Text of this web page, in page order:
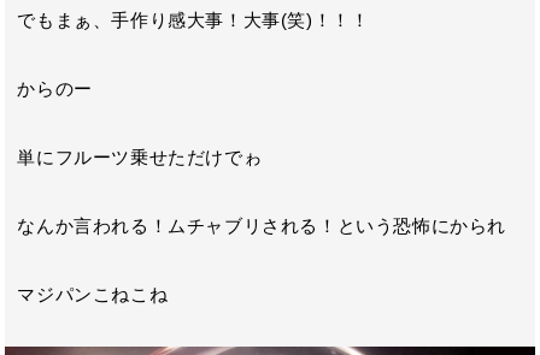
でもまぁ、手作り感大事！大事(笑)！！！
からのー
単にフルーツ乗せただけでゎ
なんか言われる！ムチャブリされる！という恐怖にかられ
マジパンこねこね